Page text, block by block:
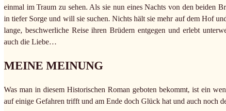
einmal im Traum zu sehen. Als sie nun eines Nachts von den beiden
in tiefer Sorge und will sie suchen. Nichts hält sie mehr auf dem Hof
lange, beschwerliche Reise ihren Brüdern entgegen und erlebt
auch die Liebe…
MEINE MEINUNG
Was man in diesem Historischen Roman geboten bekommt, ist ein
auf einige Gefahren trifft und am Ende doch Glück hat und auch noch